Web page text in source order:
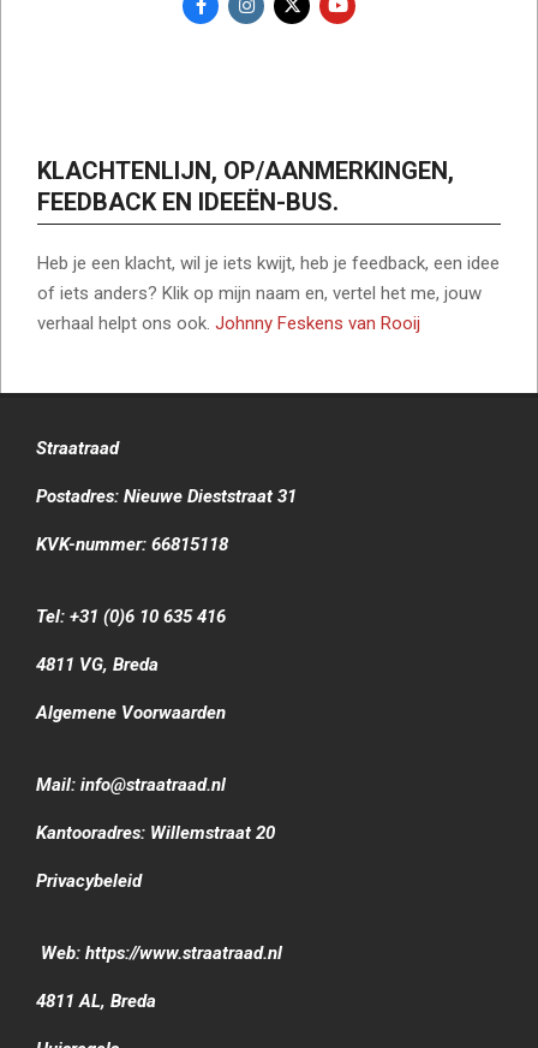
KLACHTENLIJN, OP/AANMERKINGEN,
FEEDBACK EN IDEEËN-BUS.
Heb je een klacht, wil je iets kwijt, heb je feedback, een idee
of iets anders? Klik op mijn naam en, vertel het me, jouw
verhaal helpt ons ook. Johnny Feskens van Rooij
Straatraad
Postadres: Nieuwe Dieststraat 31
KVK-nummer: 66815118
Tel: +31 (0)6 10 635 416
4811 VG, Breda
Algemene Voorwaarden
Mail: info@straatraad.nl
Kantooradres: Willemstraat 20
Privacybeleid
Web: https://www.straatraad.nl
4811 AL, Breda